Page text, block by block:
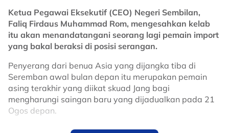
komuniti dan menjadi imej MBPJ," katanya.
No node context available.
Related Topics
Ketua Pegawai Eksekutif (CEO) Negeri Sembilan,
Faliq Firdaus Muhammad Rom, mengesahkan kelab
itu akan menandatangani seorang lagi pemain import
yang bakal beraksi di posisi serangan.
Penyerang dari benua Asia yang dijangka tiba di
Seremban awal bulan depan itu merupakan pemain
asing terakhir yang diikat skuad Jang bagi
mengharungi saingan baru yang dijadualkan pada 21
Ogos depan.
Dia turut memaklumkan pihak pengurusan kelab